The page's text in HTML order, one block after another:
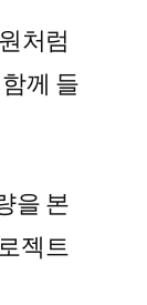
처럼
께 들
을 본
젝트